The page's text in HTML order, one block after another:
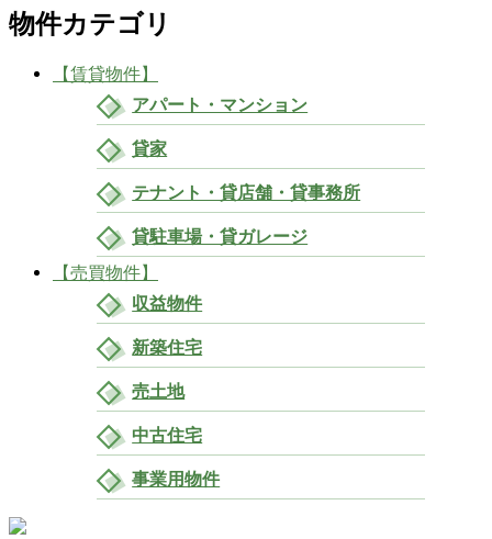
物件カテゴリ
【賃貸物件】
アパート・マンション
貸家
テナント・貸店舗・貸事務所
貸駐車場・貸ガレージ
【売買物件】
収益物件
新築住宅
売土地
中古住宅
事業用物件